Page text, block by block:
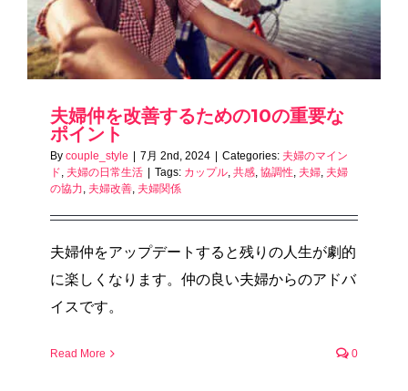
夫婦仲を改善するための10の重要な
ポイント
By couple_style 7月 2nd, 2024 Categories: 夫婦のマイン
ド, 夫婦の日常生活 Tags: カップル, 共感, 協調性, 夫婦, 夫婦
の協力, 夫婦改善, 夫婦関係
夫婦仲をアップデートすると残りの人生が劇的
に楽しくなります。仲の良い夫婦からのアドバ
イスです。
Read More 0